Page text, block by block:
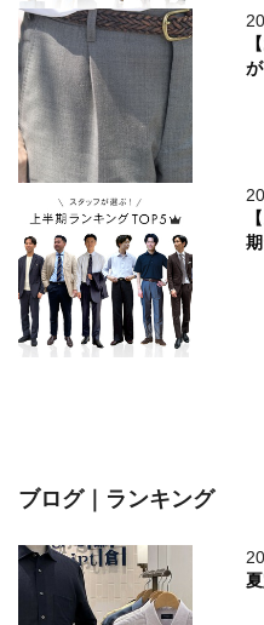
ブログ｜ランキング